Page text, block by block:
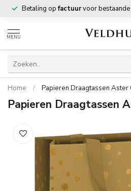
Betaling opfactuurvoor bestaande
MENU
Home / Papieren Draagtassen Aster
Papieren Draagtassen